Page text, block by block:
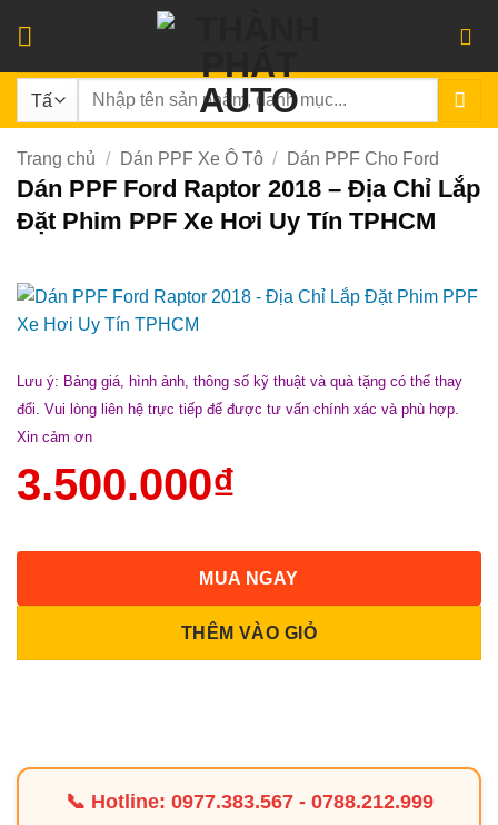
qua
nội
dung
Tìm
Trang chủ / Dán PPF Xe Ô Tô / Dán PPF Cho Ford
Dán PPF Ford Raptor 2018 – Địa Chỉ Lắp
Đặt Phim PPF Xe Hơi Uy Tín TPHCM
Lưu ý: Bảng giá, hình ảnh, thông số kỹ thuật và quà tặng có thể thay
đổi. Vui lòng liên hệ trực tiếp để được tư vấn chính xác và phù hợp.
Xin cảm ơn
3.500.000₫
THÊM VÀO GIỎ
MUA NGAY
📞 Hotline: 0977.383.567- 0788.212.999